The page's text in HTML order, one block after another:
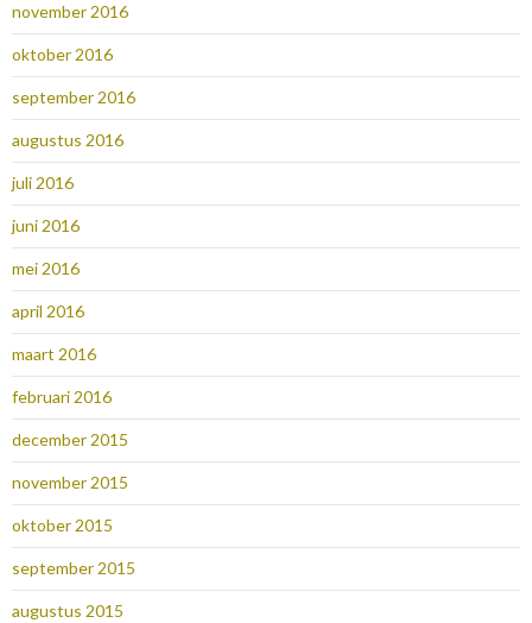
november 2016
oktober 2016
september 2016
augustus 2016
juli 2016
juni 2016
mei 2016
april 2016
maart 2016
februari 2016
december 2015
november 2015
oktober 2015
september 2015
augustus 2015